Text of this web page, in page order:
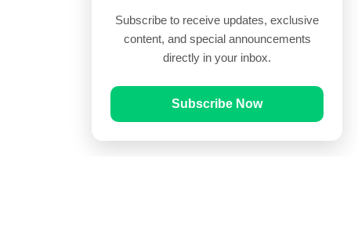
Subscribe to receive updates, exclusive
content, and special announcements
directly in your inbox.
Subscribe Now